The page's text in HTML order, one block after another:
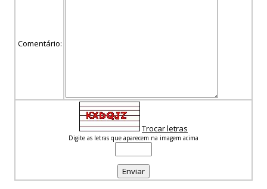
Comentário:
Trocar letras
Digite as letras que aparecem na imagem acima